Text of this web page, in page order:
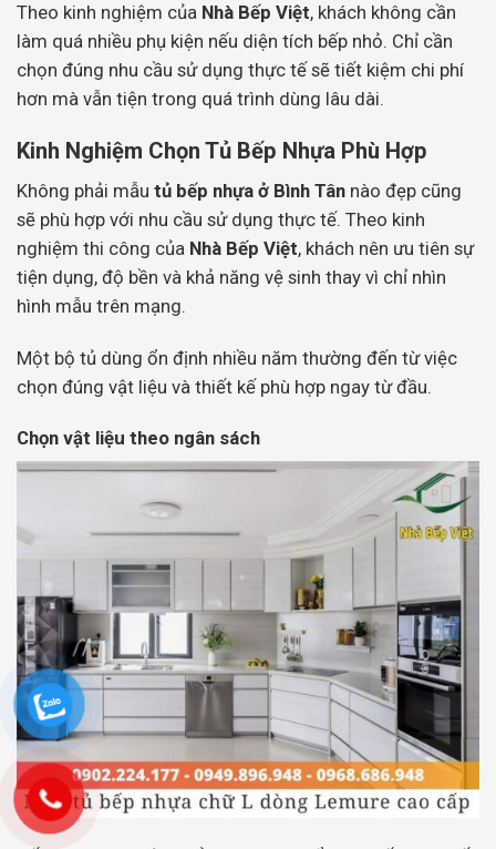
Theo kinh nghiệm của Nhà Bếp Việt, khách không cần
làm quá nhiều phụ kiện nếu diện tích bếp nhỏ. Chỉ cần
chọn đúng nhu cầu sử dụng thực tế sẽ tiết kiệm chi phí
hơn mà vẫn tiện trong quá trình dùng lâu dài.
Kinh Nghiệm Chọn Tủ Bếp Nhựa Phù Hợp
Không phải mẫu tủ bếp nhựa ở Bình Tân nào đẹp cũng
sẽ phù hợp với nhu cầu sử dụng thực tế. Theo kinh
nghiệm thi công của Nhà Bếp Việt, khách nên ưu tiên sự
tiện dụng, độ bền và khả năng vệ sinh thay vì chỉ nhìn
hình mẫu trên mạng.
Một bộ tủ dùng ổn định nhiều năm thường đến từ việc
chọn đúng vật liệu và thiết kế phù hợp ngay từ đầu.
Chọn vật liệu theo ngân sách